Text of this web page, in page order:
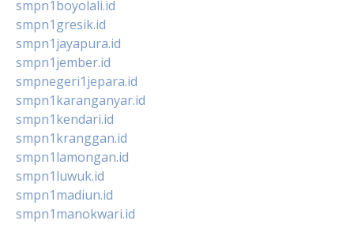
smpn1boyolali.id
smpn1gresik.id
smpn1jayapura.id
smpn1jember.id
smpnegeri1jepara.id
smpn1karanganyar.id
smpn1kendari.id
smpn1kranggan.id
smpn1lamongan.id
smpn1luwuk.id
smpn1madiun.id
smpn1manokwari.id